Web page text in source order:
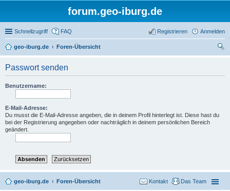
forum.geo-iburg.de
Schnellzugriff FAQ Anmelden
Registrieren
geo-iburg.de
Foren-Übersicht
Passwort senden
Benutzername:
E-Mail-Adresse:
Du musst die E-Mail-Adresse angeben, die in deinem Profil hinterlegt ist. Diese hast du
bei der Registrierung angegeben oder nachträglich in deinem persönlichen Bereich
geändert.
geo-iburg.de Foren-Übersicht Das Team
Kontakt